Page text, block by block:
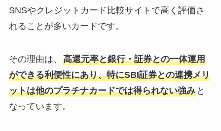
SNSやクレジットカード比較サイトで高く評価さ
れることが多いカードです。
その理由は、 高還元率と銀行・証券との一体運用
ができる利便性にあり、特にSBI証券との連携メリ
ットは他のプラチナカードでは得られない強みと
なっています。